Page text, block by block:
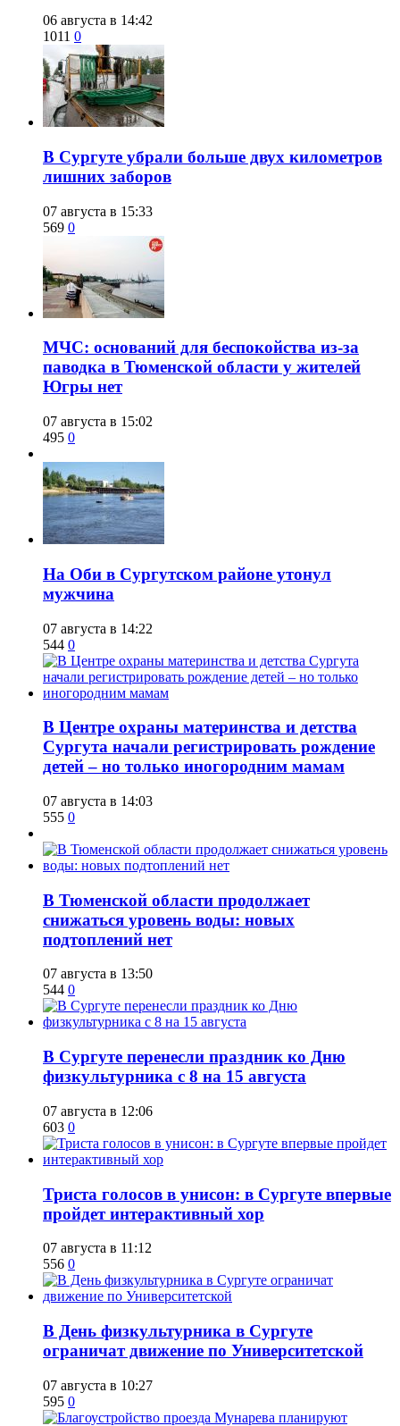
06 августа в 14:42
1011 0
​В Сургуте убрали больше двух километров
лишних заборов
07 августа в 15:33
569 0
​МЧС: оснований для беспокойства из-за
паводка в Тюменской области у жителей
Югры нет
07 августа в 15:02
495 0
​На Оби в Сургутском районе утонул
мужчина
07 августа в 14:22
544 0
​В Центре охраны материнства и детства
Сургута начали регистрировать рождение
детей – но только иногородним мамам
07 августа в 14:03
555 0
​В Тюменской области продолжает
снижаться уровень воды: новых
подтоплений нет
07 августа в 13:50
544 0
​В Сургуте перенесли праздник ко Дню
физкультурника с 8 на 15 августа
07 августа в 12:06
603 0
​Триста голосов в унисон: в Сургуте впервые
пройдет интерактивный хор
07 августа в 11:12
556 0
​В День физкультурника в Сургуте
ограничат движение по Университетской
07 августа в 10:27
595 0